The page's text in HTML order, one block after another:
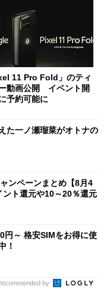
11 Pro Fold」のティ
動画公開 イベント開
予約可能に
た一ノ瀬瑠菜がオトナの
ンペーンまとめ【8月4
ト還元や10～20％還元
円～ 格安SIMをお得に使
！
by